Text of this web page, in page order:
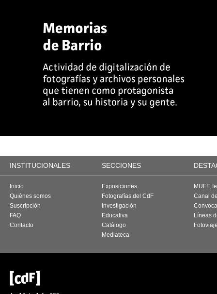
INSTITUCIONALES SECCIONES
Inicio
Quiénes somos
Suscripción
FAQ
Contacto
Exposiciones
Fotografías del CdF
Investigación
Educativa
Catálogo
Mediateca
MUFF,
Canal
Líneas